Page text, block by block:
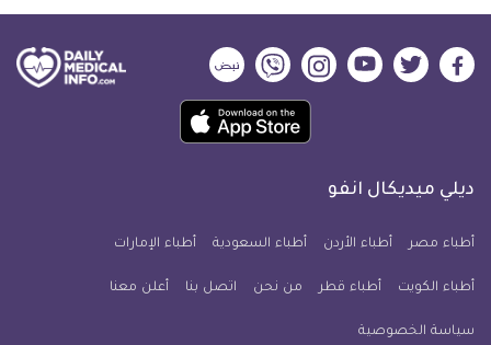
ديلي
فيسبوك
ديلي
تويتر
ديلي
ميديكال
يوتيوب
ديلي
ميديكال
انفو
ديلي
ميديكال
انفو
ديلي
ميديكال
انفو
حمل
تطبيق
معلومة
للآيفون
ديلي ميديكال انفو
أطباء مصر أطباء الأردن أطباء السعودية أطباء الإمارات
أطباء الكويت أطباء قطر من نحن اتصل بنا أعلن معنا
سياسة الخصوصية